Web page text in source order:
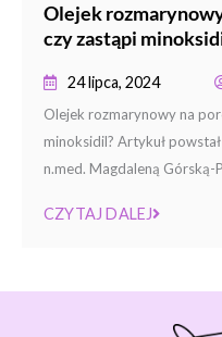
Olejek
czy zastąpi
24 lipca, 2024
Olejek rozmarynowy na
minoksidil? Artykuł
n.med. Magdaleną Górską-
CZYTAJ DALEJ